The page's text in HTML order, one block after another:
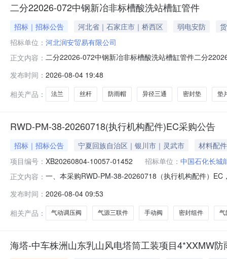
二分22026-072中钢新冶非标槽酸洗站槽缸管件
招标｜招标公告 河北省｜石家庄市｜桥西区 弱电安防
招标单位： 河北润安贸易有限公司
正文内容： 二分22026-072中钢新冶非标槽酸洗站槽缸管件二分
类型：材料采购是否送样：否公告时间：2026-08-
发布时间： 2026-08-04 19:48
相关产品：
法兰 丝杆 防雨帽 异径三通 密封垫 垫
RWD-PM-38-20260718(执行机构配件)EC采购公告
招标｜招标公告 宁夏回族自治区｜银川市｜灵武市
材料配件
项目编号： XB20260804-10057-01452 招标单位： 中国石化长城
正文内容： 一、本采购RWD-PM-38-20260718（执行机构配件）
厂/23817320094484676气缸\TN10X20S3.0PC2026-
发布时间： 2026-08-04 09:53
相关产品：
气动调压阀 气源三联件 手动阀 密封组件 气
海塔-中车株洲山东乳山风电塔筒工装项目4*XXMW